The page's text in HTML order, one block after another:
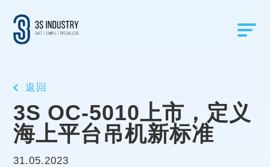
返回
3S OC-5010上市，定义
海上平台吊机新标准
31.05.2023